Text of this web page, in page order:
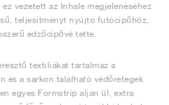
vezetett az Inhale megjelenéséhez
teljesítményt nyújtó futócipőhöz,
edzőcipővé tette.
textíliákat tartalmaz a
és a sarkon található védőrétegek
egyes Formstrip alján ül, extra